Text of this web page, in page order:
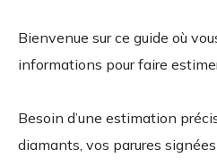
Bienvenue sur ce guide où
informations pour faire
Besoin d’une estimation
diamants, vos parures signées